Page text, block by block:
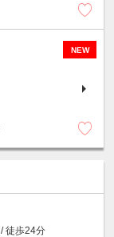
NEW
/ 徒歩24分